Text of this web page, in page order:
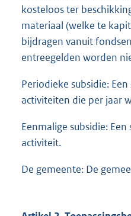
kosteloos ter
materiaal (welke te
bijdragen vanuit
entreegelden worden
Periodieke subsidie:
activiteiten die per jaar
Eenmalige subsidie:
activiteit.
De gemeente: De